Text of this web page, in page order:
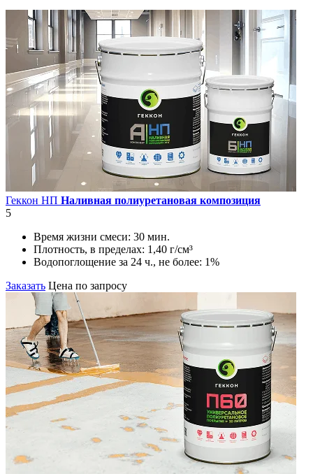
Геккон НП Наливная полиуретановая композиция
5
Время жизни смеси: 30 мин.
Плотность, в пределах: 1,40 г/см³
Водопоглощение за 24 ч., не более: 1%
Заказать Цена по запросу